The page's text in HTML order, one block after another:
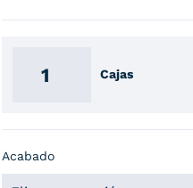
Cajas
Acabado